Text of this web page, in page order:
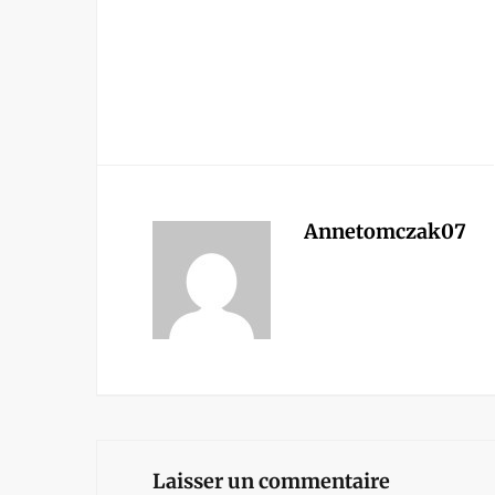
Annetomczak07
Laisser un commentaire